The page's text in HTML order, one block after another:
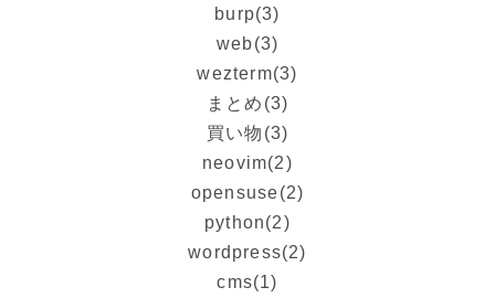
burp(3)
web(3)
wezterm(3)
まとめ (3)
買い物 (3)
neovim(2)
opensuse(2)
python(2)
wordpress(2)
cms(1)